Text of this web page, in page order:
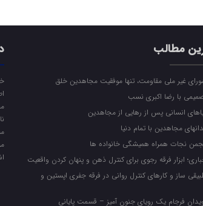
مطالب
غیر ملی مقاومت، تنها موفقیت مجاهدین خلق
با رضا اکبری نسب
انسانی پس از رهایی از مجاهدین
مجاهدین با تمام دنیا
نجات همراه همیشگی خانواده ها
ابزار فرقه رجوی برای کنترل ذهن و پنهان کردن واقعیت
ساز و کارهای کنترل روانی در فرقه جفری اپستین و
فرجام یک رویای جنون آمیز – قسمت پایانی